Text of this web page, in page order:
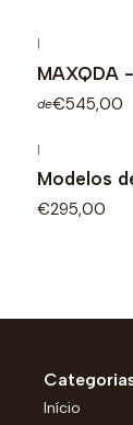
|
MAXQDA
de€545,00
|
Modelos
€295,00
Início